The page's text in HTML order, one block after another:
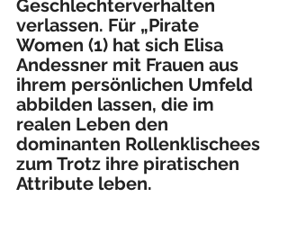
Geschlechterverhalten
verlassen. Für „Pirate
Women (1) hat sich Elisa
Andessner mit Frauen aus
ihrem persönlichen Umfeld
abbilden lassen, die im
realen Leben den
dominanten Rollenklischees
zum Trotz ihre piratischen
Attribute leben.